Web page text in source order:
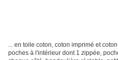
... en toile coton, coton imprimé et
poches à l'intérieur dont 1 zippée,